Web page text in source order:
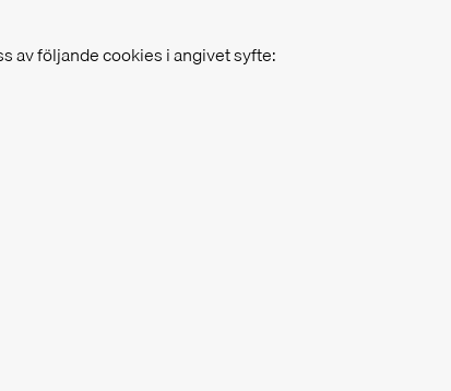
av följande cookies i angivet syfte: